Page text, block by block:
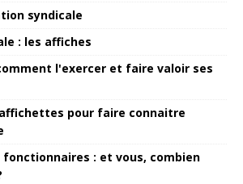
syndicale
: les affiches
l'exercer et faire valoir ses
pour faire connaitre
fonctionnaires : et vous, combien